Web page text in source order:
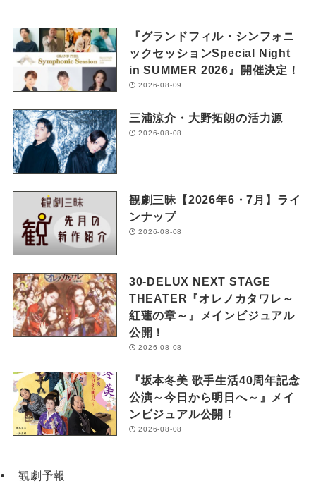
『グランドフィル・シンフォニ
ックセッションSpecial Night
in SUMMER 2026』開催決定！
2026-08-09
三浦涼介・大野拓朗の活力源
2026-08-08
観劇三昧【2026年6・7月】ライ
ンナップ
2026-08-08
30-DELUX NEXT STAGE
THEATER『オレノカタワレ～
紅蓮の章～』メインビジュアル
公開！
2026-08-08
『坂本冬美 歌手生活40周年記念
公演～今日から明日へ～』メイ
ンビジュアル公開！
2026-08-08
観劇予報